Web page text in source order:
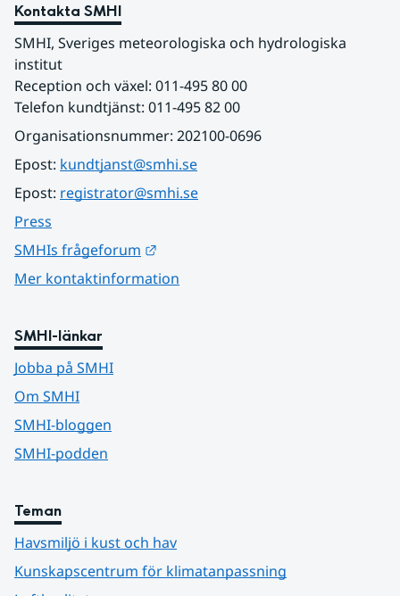
Kontakta SMHI
SMHI, Sveriges meteorologiska och hydrologiska
institut
Reception och växel: 011-495 80 00
Telefon kundtjänst: 011-495 82 00
Organisationsnummer: 202100-0696
Epost: kundtjanst@smhi.se
Epost: registrator@smhi.se
Press
SMHIs frågeforum
Mer kontaktinformation
SMHI-länkar
Jobba på SMHI
Om SMHI
SMHI-bloggen
SMHI-podden
Teman
Havsmiljö i kust och hav
Kunskapscentrum för klimatanpassning